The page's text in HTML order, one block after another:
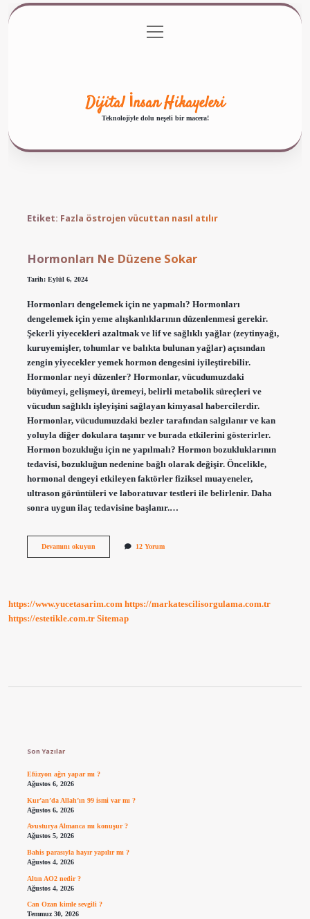
Gizlilik Politikası
menüyü
aç
Dijital İnsan Hikayeleri
Teknolojiyle dolu neşeli bir macera!
Etiket: Fazla östrojen vücuttan nasıl atılır
Hormonları Ne Düzene Sokar
Tarih: Eylül 6, 2024
Hormonları dengelemek için ne yapmalı? Hormonları
dengelemek için yeme alışkanlıklarının düzenlenmesi gerekir.
Şekerli yiyecekleri azaltmak ve lif ve sağlıklı yağlar (zeytinyağı,
kuruyemişler, tohumlar ve balıkta bulunan yağlar) açısından
zengin yiyecekler yemek hormon dengesini iyileştirebilir.
Hormonlar neyi düzenler? Hormonlar, vücudumuzdaki
büyümeyi, gelişmeyi, üremeyi, belirli metabolik süreçleri ve
vücudun sağlıklı işleyişini sağlayan kimyasal habercilerdir.
Hormonlar, vücudumuzdaki bezler tarafından salgılanır ve kan
yoluyla diğer dokulara taşınır ve burada etkilerini gösterirler.
Hormon bozukluğu için ne yapılmalı? Hormon bozukluklarının
tedavisi, bozukluğun nedenine bağlı olarak değişir. Öncelikle,
hormonal dengeyi etkileyen faktörler fiziksel muayeneler,
ultrason görüntüleri ve laboratuvar testleri ile belirlenir. Daha
sonra uygun ilaç tedavisine başlanır.…
Devamını okuyunHormonları
12 Yorum
https://www.yucetasarim.com https://markatescilisorgulama.com.tr
https://estetikle.com.tr Sitemap
Son Yazılar
Efüzyon ağrı yapar mı ?
Ağustos 6, 2026
Kur’an’da Allah’ın 99 ismi var mı ?
Ağustos 6, 2026
Avusturya Almanca mı konuşur ?
Ağustos 5, 2026
Bahis parasıyla hayır yapılır mı ?
Ağustos 4, 2026
Altın AO2 nedir ?
Ağustos 4, 2026
Can Ozan kimle sevgili ?
Temmuz 30, 2026